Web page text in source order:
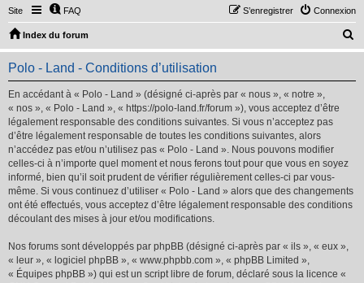
Site FAQ Connexion
S’enregistrer
Index du forum
e
Polo - Land - Conditions d’utilisation
En accédant à « Polo - Land » (désigné ci-après par « nous », « notre »,
« nos », « Polo - Land », « https://polo-land.fr/forum »), vous acceptez d’être
légalement responsable des conditions suivantes. Si vous n’acceptez pas
d’être légalement responsable de toutes les conditions suivantes, alors
n’accédez pas et/ou n’utilisez pas « Polo - Land ». Nous pouvons modifier
celles-ci à n’importe quel moment et nous ferons tout pour que vous en soyez
informé, bien qu’il soit prudent de vérifier régulièrement celles-ci par vous-
même. Si vous continuez d’utiliser « Polo - Land » alors que des changements
ont été effectués, vous acceptez d’être légalement responsable des conditions
découlant des mises à jour et/ou modifications.
Nos forums sont développés par phpBB (désigné ci-après par « ils », « eux »,
« leur », « logiciel phpBB », « www.phpbb.com », « phpBB Limited »,
« Équipes phpBB ») qui est un script libre de forum, déclaré sous la licence «